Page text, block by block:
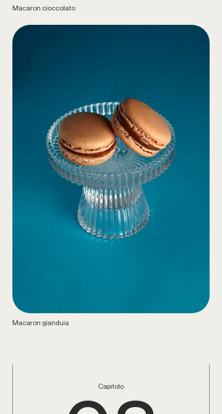
Macaron cioccolato
Macaron gianduia
Capitolo